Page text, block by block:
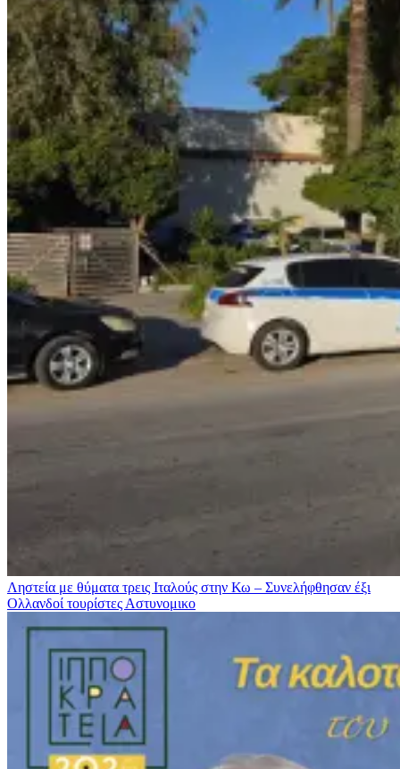
Ληστεία με θύματα τρεις Ιταλούς στην Κω – Συνελήφθησαν έξι
Ολλανδοί τουρίστες Αστυνομικο